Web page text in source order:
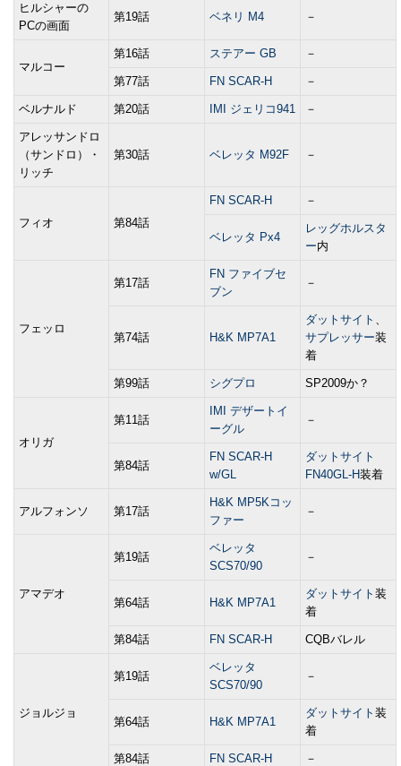
ヒルシャーの
PCの画面
第19話 ベネリ M4 －
マルコー
第16話 ステアー GB －
第77話 FN SCAR-H －
ベルナルド 第20話 IMI ジェリコ941 －
アレッサンドロ
（サンドロ）・
リッチ
第30話 ベレッタ M92F －
フィオ 第84話
FN SCAR-H －
ベレッタ Px4
レッグホルスタ
ー内
フェッロ
第17話
FN ファイブセ
ブン
－
第74話 H&K MP7A1
ダットサイト 、
サプレッサー装
着
第99話 シグプロ SP2009か？
オリガ
第11話
IMI デザートイ
ーグル
－
第84話
FN SCAR-H
w/GL
ダットサイト
FN40GL-H装着
アルフォンソ 第17話
H&K MP5Kコッ
ファー
－
アマデオ
第19話
ベレッタ
SCS70/90
－
第64話 H&K MP7A1
ダットサイト 装
着
第84話 FN SCAR-H CQBバレル
ジョルジョ
第19話
ベレッタ
SCS70/90
－
第64話 H&K MP7A1
ダットサイト 装
着
第84話 FN SCAR-H －